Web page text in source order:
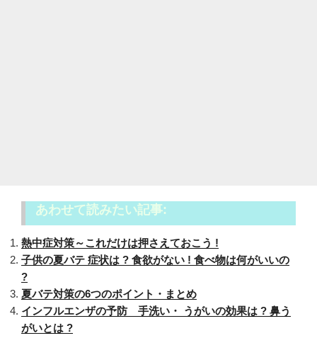
あわせて読みたい記事:
熱中症対策～これだけは押さえておこう !
子供の夏バテ 症状は ? 食欲がない ! 食べ物は何がいいの
?
夏バテ対策の6つのポイント・まとめ
インフルエンザの予防 手洗い・ うがいの効果は ? 鼻う
がいとは ?